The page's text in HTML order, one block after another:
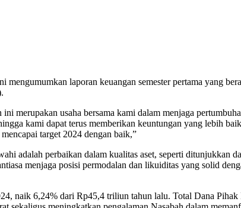
laporan keuangan semester pertama yang
merupakan usaha bersama kami dalam menjaga
kami dapat terus memberikan keuntungan yang lebih
target 2024 dengan baik,”
adalah perbaikan dalam kualitas aset, seperti
menjaga posisi permodalan dan likuiditas yang solid
naik 6,24% dari Rp45,4 triliun tahun lalu. Total Dana